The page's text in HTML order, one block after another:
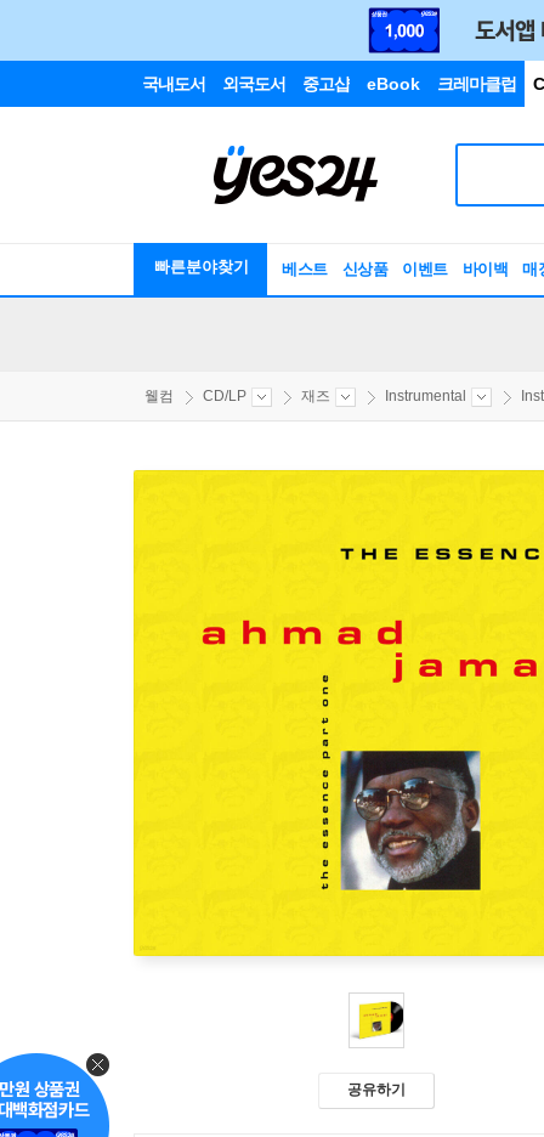
국내도서 외국도서 중고샵 eBook 크레마클럽
빠른분야찾기 베스트 신상품 이벤트 바이백 매
웰컴 CD/LP 재즈 Instrumental
공유하기